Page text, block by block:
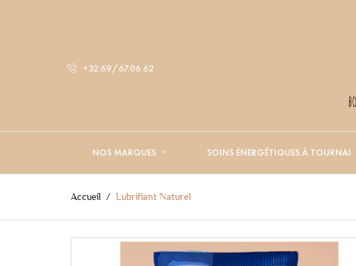
+32.69/67.06.62
NOS MARQUES SOINS ÉNERGÉTIQUES À TOURNAI
Accueil Lubrifiant Naturel